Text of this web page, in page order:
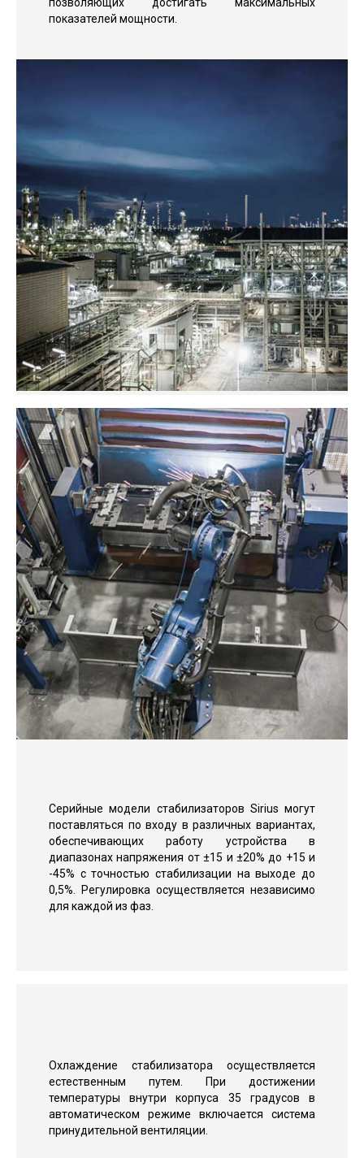
показателей мощности.
Серийные модели стабилизаторов Sirius могут
поставляться по входу в различных вариантах,
обеспечивающих работу устройства в
диапазонах напряжения от ±15 и ±20% до +15 и
-45% с точностью стабилизации на выходе до
0,5%. Регулировка осуществляется независимо
для каждой из фаз.
Охлаждение стабилизатора осуществляется
естественным путем. При достижении
температуры внутри корпуса 35 градусов в
автоматическом режиме включается система
принудительной вентиляции.